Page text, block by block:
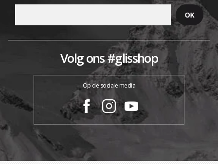
Volg ons #glisshop
Op de sociale media